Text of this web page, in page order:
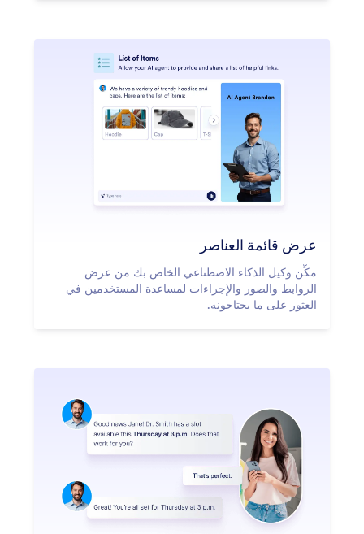
عرض قائمة العناصر
مكِّن وكيل الذكاء الاصطناعي الخاص بك من عرض
الروابط والصور والإجراءات لمساعدة المستخدمين في
العثور على ما يحتاجونه.